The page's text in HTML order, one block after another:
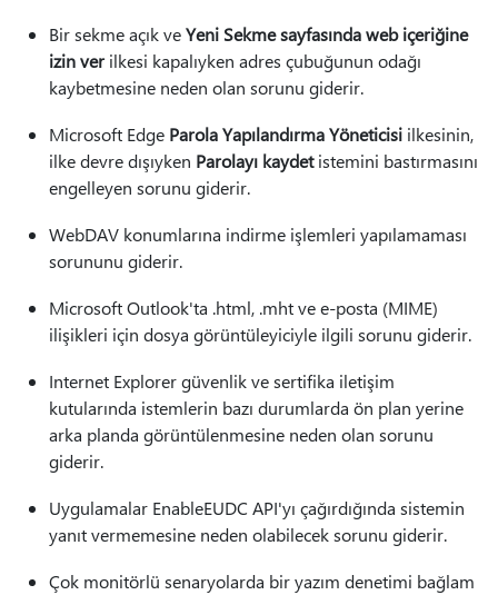
Bir sekme açık veYeni Sekme sayfasında web içeriğine
izin verilkesi kapalıyken adres çubuğunun odağı
kaybetmesine neden olan sorunu giderir.
Microsoft Edge Parola Yapılandırma Yöneticisi ilkesinin,
ilke devre dışıyken Parolayı kaydetistemini bastırmasını
engelleyen sorunu giderir.
WebDAV konumlarına indirme işlemleri yapılamaması
sorununu giderir.
Microsoft Outlook'ta .html, .mht ve e-posta (MIME)
ilişikleri için dosya görüntüleyiciyle ilgili sorunu giderir.
Internet Explorer güvenlik ve sertifika iletişim
kutularında istemlerin bazı durumlarda ön plan yerine
arka planda görüntülenmesine neden olan sorunu
giderir.
Uygulamalar EnableEUDC API'yı çağırdığında sistemin
yanıt vermemesine neden olabilecek sorunu giderir.
Çok monitörlü senaryolarda bir yazım denetimi bağlam